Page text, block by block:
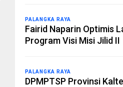
PALANGKA RAYA
Fairid Naparin Optimis
Program Visi Misi Jilid II
PALANGKA RAYA
DPMPTSP Provinsi